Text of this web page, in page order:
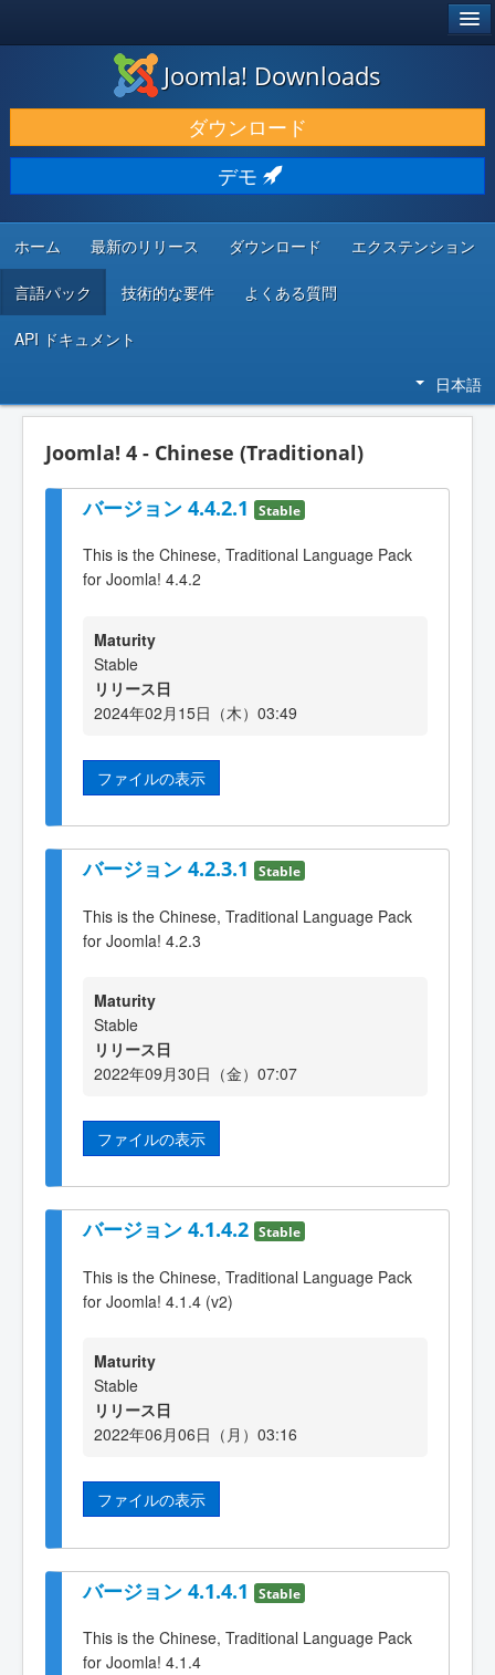
ダウンロードと機能拡張
発見と学び
コミュニティとサポート
開発者向けリソース
Joomla! Downloads
ダウンロード
デモ
ホーム 最新のリリース ダウンロード エクステンション
言語パック 技術的な要件 よくある質問
API ドキュメント
日本語
Joomla! 4 - Chinese (Traditional)
バージョン 4.4.2.1 Stable
This is the Chinese, Traditional Language Pack
for Joomla! 4.4.2
Maturity
Stable
リリース日
2024年02月15日（木）03:49
ファイルの表示
バージョン 4.2.3.1 Stable
This is the Chinese, Traditional Language Pack
for Joomla! 4.2.3
Maturity
Stable
リリース日
2022年09月30日（金）07:07
ファイルの表示
バージョン 4.1.4.2 Stable
This is the Chinese, Traditional Language Pack
for Joomla! 4.1.4 (v2)
Maturity
Stable
リリース日
2022年06月06日（月）03:16
ファイルの表示
バージョン 4.1.4.1 Stable
This is the Chinese, Traditional Language Pack
for Joomla! 4.1.4